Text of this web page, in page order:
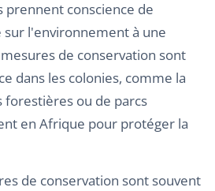
prennent conscience de
l'environnement à une
de conservation sont
dans les colonies, comme la
forestières ou de parcs
en Afrique pour protéger la
de conservation sont souvent